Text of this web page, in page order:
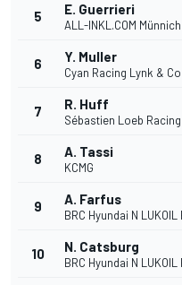
5 E. Guerrieri
ALL-INKL.COM
6 Y. Muller
Cyan Racing Lynk & Co
7 R. Huff
Sébastien Loeb
8 A. Tassi
KCMG
9 A. Farfus
BRC Hyundai N
10 N. Catsburg
BRC Hyundai N